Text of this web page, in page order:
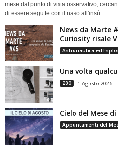
mese dal punto di vista osservativo,
di essere seguite con il naso all’insù.
News da Marte
Curiosity risale
Astronautica ed
Una volta
280 1 Agosto 2026
Cielo del Mese
Appuntamenti del